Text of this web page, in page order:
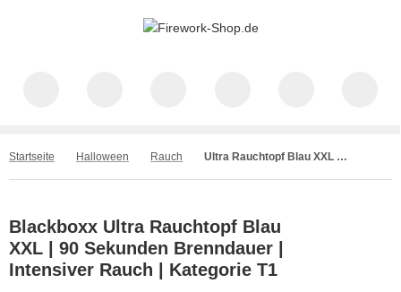
Startseite Halloween Rauch Ultra Rauchtopf Blau XXL | 90 Sekunden Brenndauer | Blackboxx
Blackboxx Ultra Rauchtopf Blau
XXL | 90 Sekunden Brenndauer |
Intensiver Rauch | Kategorie T1